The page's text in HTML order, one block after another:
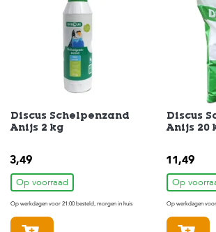
g
d
i
r
e
n
V
o
Discus Schelpenzand
Anijs 2 kg
3,49
Op voorraad
Op werkdagen voor 21:00 besteld, morgen in huis
Discus
Anijs 20
11,49
Op
Op werkdagen